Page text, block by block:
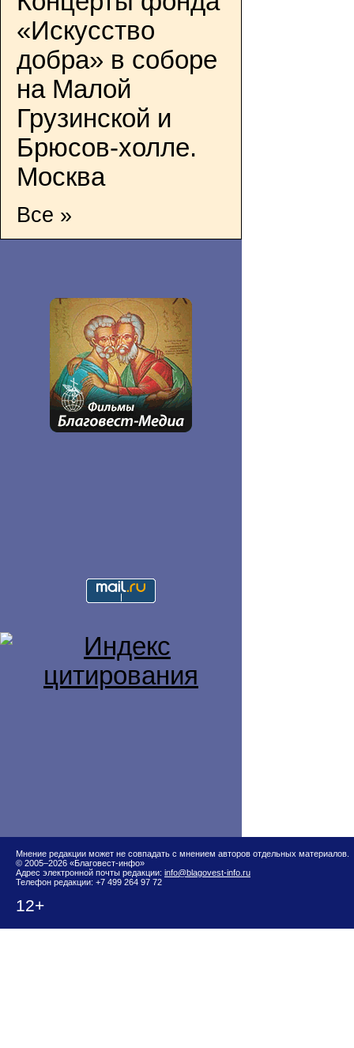
«Искусство
добра» в соборе
на Малой
Грузинской и
Брюсов-холле.
Москва
Все »
Мнение редакции может не совпадать с мнением авторов отдельных материалов.
© 2005–2026 «Благовест-инфо»
Адрес электронной почты редакции: info@blagovest-info.ru
Телефон редакции: +7 499 264 97 72
12+